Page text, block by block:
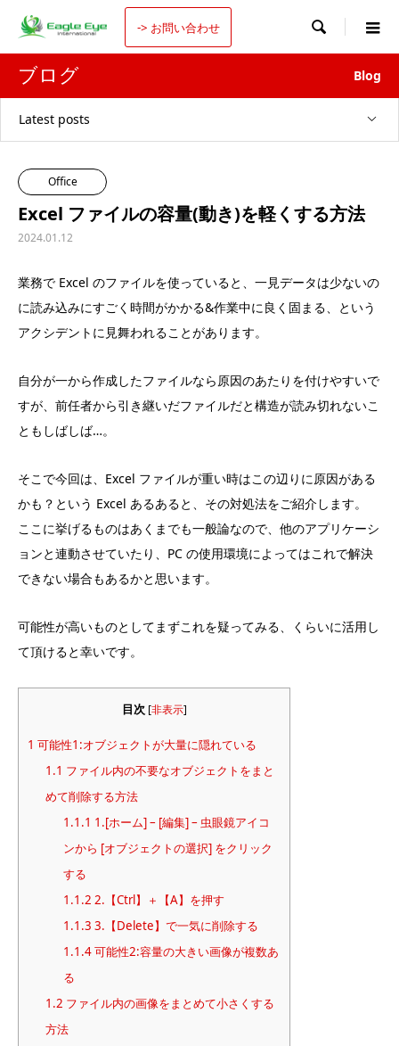
-> お問い合わせ 
ブログ Blog
Latest posts
Office
Excel ファイルの容量(動き)を軽くする方法
2024.01.12
業務で Excel のファイルを使っていると、一見データは少ないの
に読み込みにすごく時間がかかる&作業中に良く固まる、という
アクシデントに見舞われることがあります。
自分が一から作成したファイルなら原因のあたりを付けやすいで
すが、前任者から引き継いだファイルだと構造が読み切れないこ
ともしばしば…。
そこで今回は、Excel ファイルが重い時はこの辺りに原因がある
かも？という Excel あるあると、その対処法をご紹介します。
ここに挙げるものはあくまでも一般論なので、他のアプリケーシ
ョンと連動させていたり、PC の使用環境によってはこれで解決
できない場合もあるかと思います。
可能性が高いものとしてまずこれを疑ってみる、くらいに活用し
て頂けると幸いです。
目次 [非表示]
1 可能性1:オブジェクトが大量に隠れている
1.1 ファイル内の不要なオブジェクトをまと
めて削除する方法
1.1.1 1.[ホーム] – [編集] – 虫眼鏡アイコ
ンから [オブジェクトの選択] をクリック
する
1.1.2 2.【Ctrl】＋【A】を押す
1.1.3 3.【Delete】で一気に削除する
1.1.4可能性2:容量の大きい画像が複数あ
る
1.2 ファイル内の画像をまとめて小さくする
方法